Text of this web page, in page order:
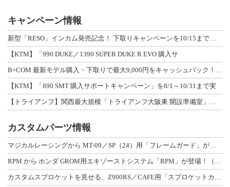
キャンペーン情報
新型「RESO」インカム発売記念！ 下取りキャンペーンを10/15まで延長して開
【KTM】「990 DUKE／1390 SUPER DUKE R EVO 購入サ
B+COM 最新モデル購入・下取りで最大9,000円をキャッシュバック！「B+F
【KTM】「890 SMT 購入サポートキャンペーン」を8/1～10/31まで実
【トライアンフ】関西最大規模「トライアンフ大阪東 開設準備室」がオープン！ 限定
カスタムパーツ情報
マジカルレーシングから MT-09／SP（24）用「フレームガード」が登場！
RPM から ホンダ GROM用エキゾーストシステム「RPM」が登場！（動画あり
カスタムスプロケットを見せる、Z900RS／CAFE用「スプロケットカバーフルキ